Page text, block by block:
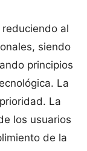
al
siendo
principios
La
La
los usuarios
de la